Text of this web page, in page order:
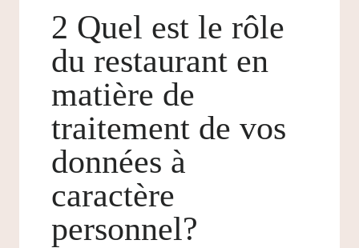
2 Quel est le rôle
du restaurant en
matière de
traitement de vos
données à
caractère
personnel?